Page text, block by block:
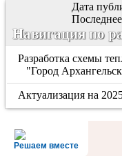
Дата
Навигация по
Разработка схемы
"Город
Актуализация на
Решаем вместе